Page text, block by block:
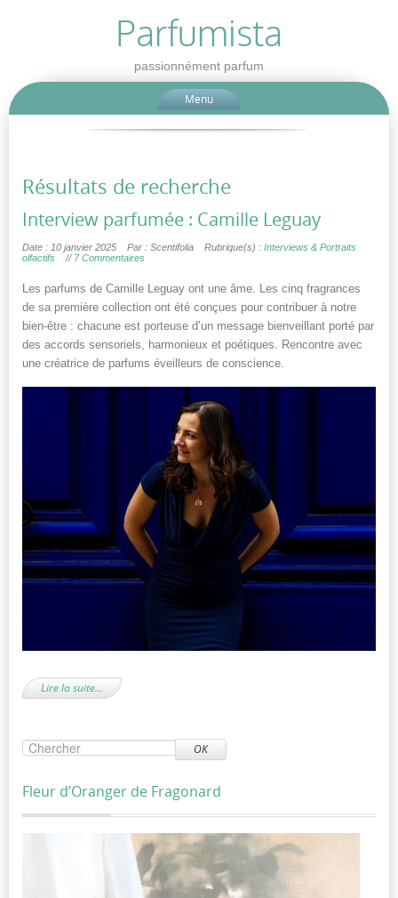
Parfumista
passionnément parfum
Menu
Résultats de recherche
Interview parfumée : Camille Leguay
Date : 10 janvier 2025 Par : Scentifolia Rubrique(s) : Interviews & Portraits
olfactifs
// 7 Commentaires
Les parfums de Camille Leguay ont une âme. Les cinq fragrances
de sa première collection ont été conçues pour contribuer à notre
bien-être : chacune est porteuse d’un message bienveillant porté par
des accords sensoriels, harmonieux et poétiques. Rencontre avec
une créatrice de parfums éveilleurs de conscience.
Lire la suite…
OK
Fleur d’Oranger de Fragonard